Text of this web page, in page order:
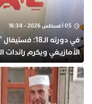
05 أغسطس 2026 - 16:34
في دورته
الأمازيغي ويكرم رائدات